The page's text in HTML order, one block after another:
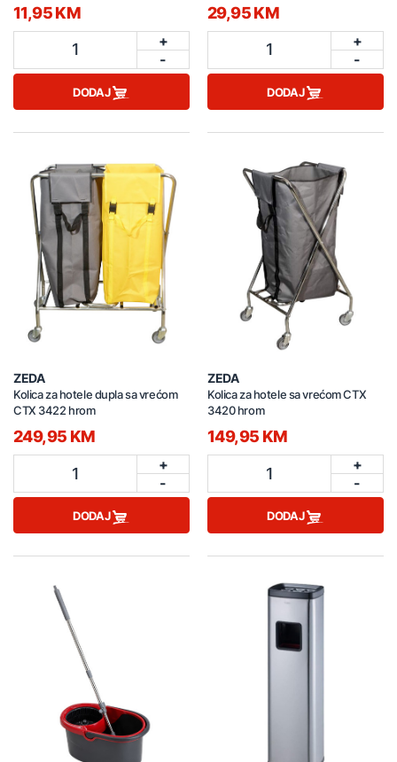
11,95 KM
1
+
-
DODAJ
29,95 KM
1
+
-
DODAJ
ZEDA
Kolica za hotele dupla sa vrećom
CTX 3422 hrom
249,95 KM
1
+
-
DODAJ
ZEDA
Kolica za hotele sa vrećom CTX
3420 hrom
149,95 KM
1
+
-
DODAJ